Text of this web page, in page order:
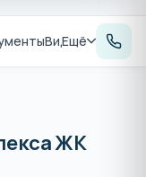
Видеообзор
Ещё
ЖК